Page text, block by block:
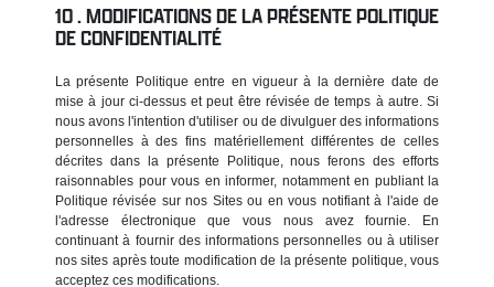
MODIFICATIONS DE LA PRÉSENTE POLITIQUE
DE CONFIDENTIALITÉ
La présente Politique entre en vigueur à la dernière date de
mise à jour ci-dessus et peut être révisée de temps à autre. Si
nous avons l'intention d'utiliser ou de divulguer des informations
personnelles à des fins matériellement différentes de celles
décrites dans la présente Politique, nous ferons des efforts
raisonnables pour vous en informer, notamment en publiant la
Politique révisée sur nos Sites ou en vous notifiant à l'aide de
l'adresse électronique que vous nous avez fournie. En
continuant à fournir des informations personnelles ou à utiliser
nos sites après toute modification de la présente politique, vous
acceptez ces modifications.